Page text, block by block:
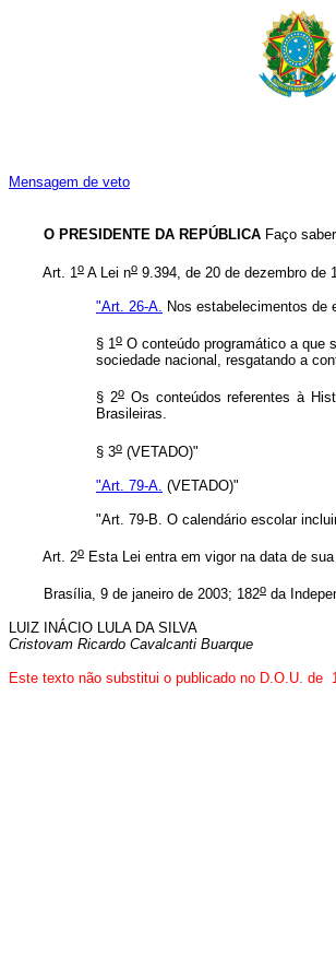
Mensagem de veto
O PRESIDENTE DA REPÚBLICA Faço
Art. 1 o A Lei no 9.394, de 20 de dezembro de
"Art. 26-A. Nos estabelecimentos de
§ 1o O conteúdo programático a que
sociedade nacional, resgatando a
§ 2oOs conteúdos referentes à
Brasileiras.
§ 3o (VETADO)"
"Art. 79-A. (VETADO)"
"Art. 79-B. O calendário escolar
Art. 2o Esta Lei entra em vigor na data de
Brasília, 9 de janeiro de 2003; 182o da
LUIZ INÁCIO LULA DA SILVA
Cristovam Ricardo Cavalcanti Buarque
Este texto não substitui o publicado no D.O.U. de